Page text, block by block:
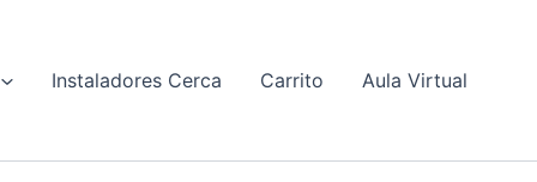
Instaladores Cerca Carrito Aula Virtual